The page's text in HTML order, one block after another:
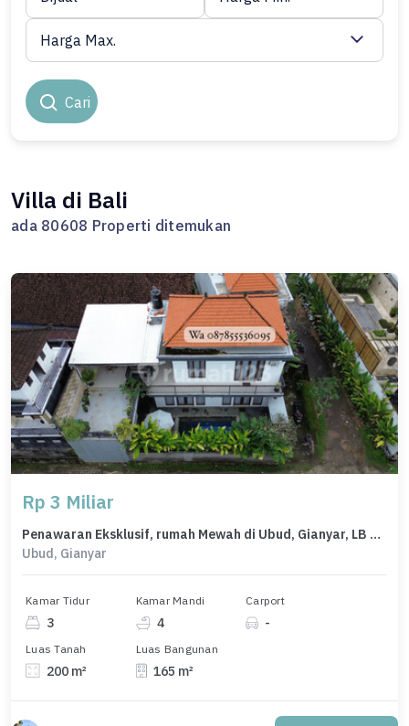
Cari
Harga Max.
Villa di Bali
ada 80608 Properti ditemukan
Rp 3 Miliar
Penawaran Eksklusif, rumah Mewah di Ubud, Gianyar, LB 165m²
Ubud, Gianyar
Kamar Tidur
3
Kamar Mandi
4
Carport
-
Luas Tanah
200 m²
Luas Bangunan
165 m²